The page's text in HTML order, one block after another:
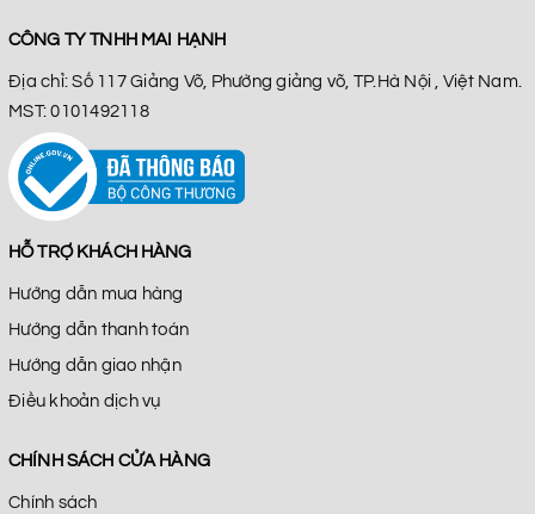
CÔNG TY TNHH MAI HẠNH
Địa chỉ: Số 117 Giảng Võ, Phường giảng võ, TP.Hà Nội , Việt Nam.
MST: 0101492118
HỖ TRỢ KHÁCH HÀNG
Hướng dẫn mua hàng
Hướng dẫn thanh toán
Hướng dẫn giao nhận
Điều khoản dịch vụ
CHÍNH SÁCH CỬA HÀNG
Chính sách